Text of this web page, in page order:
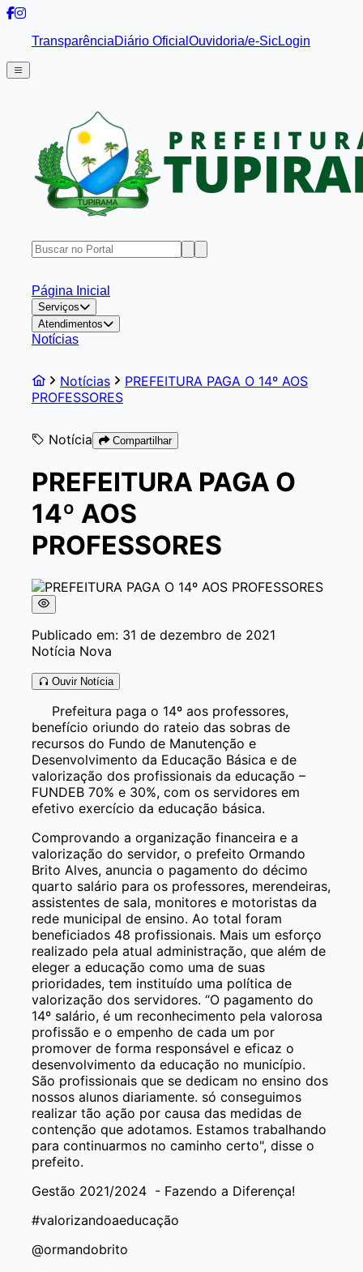
TransparênciaDiário Oficial Ouvidoria/e-SicLogin
Página Inicial
Serviços
Atendimentos
Notícias
Notícias
PREFEITURA PAGA O 14º AOS
PROFESSORES
Notícia Compartilhar
PREFEITURA PAGA O
14º AOS
PROFESSORES
Publicado em: 31 de dezembro de 2021
Notícia Nova
Ouvir Notícia
Prefeitura paga o 14º aos professores,
benefício oriundo do rateio das sobras de
recursos do Fundo de Manutenção e
Desenvolvimento da Educação Básica e de
valorização dos profissionais da educação –
FUNDEB 70% e 30%, com os servidores em
efetivo exercício da educação básica.
Comprovando a organização financeira e a
valorização do servidor, o prefeito Ormando
Brito Alves, anuncia o pagamento do décimo
quarto salário para os professores, merendeiras,
assistentes de sala, monitores e motoristas da
rede municipal de ensino. Ao total foram
beneficiados 48 profissionais. Mais um esforço
realizado pela atual administração, que além de
eleger a educação como uma de suas
prioridades, tem instituído uma política de
valorização dos servidores. “O pagamento do
14º salário, é um reconhecimento pela valorosa
profissão e o empenho de cada um por
promover de forma responsável e eficaz o
desenvolvimento da educação no município.
São profissionais que se dedicam no ensino dos
nossos alunos diariamente. só conseguimos
realizar tão ação por causa das medidas de
contenção que adotamos. Estamos trabalhando
para continuarmos no caminho certo", disse o
prefeito.
Gestão 2021/2024 - Fazendo a Diferença!
#valorizandoaeducação
@ormandobrito